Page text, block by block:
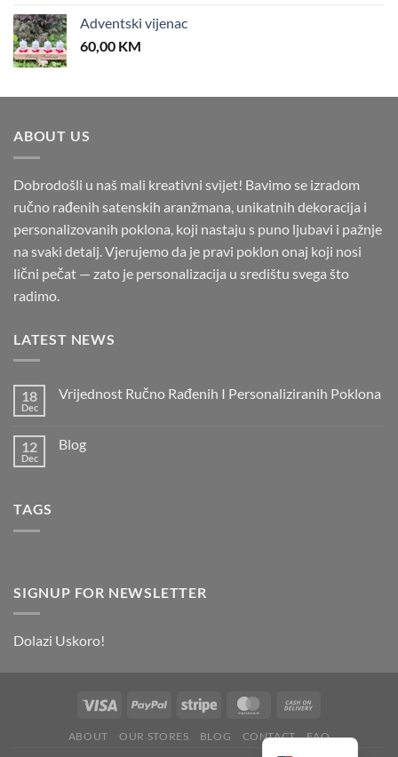
Adventski vijenac
60,00 KM
ABOUT US
Dobrodošli u naš mali kreativni svijet! Bavimo se izradom
ručno rađenih satenskih aranžmana, unikatnih dekoracija i
personalizovanih poklona, koji nastaju s puno ljubavi i pažnje
na svaki detalj. Vjerujemo da je pravi poklon onaj koji nosi
lični pečat — zato je personalizacija u središtu svega što
radimo.
LATEST NEWS
18
Dec
Vrijednost Ručno Rađenih I Personaliziranih Poklona
12
Dec
Blog
TAGS
SIGNUP FOR NEWSLETTER
Dolazi Uskoro!
ABOUT OUR STORES BLOG CONTACT FAQ